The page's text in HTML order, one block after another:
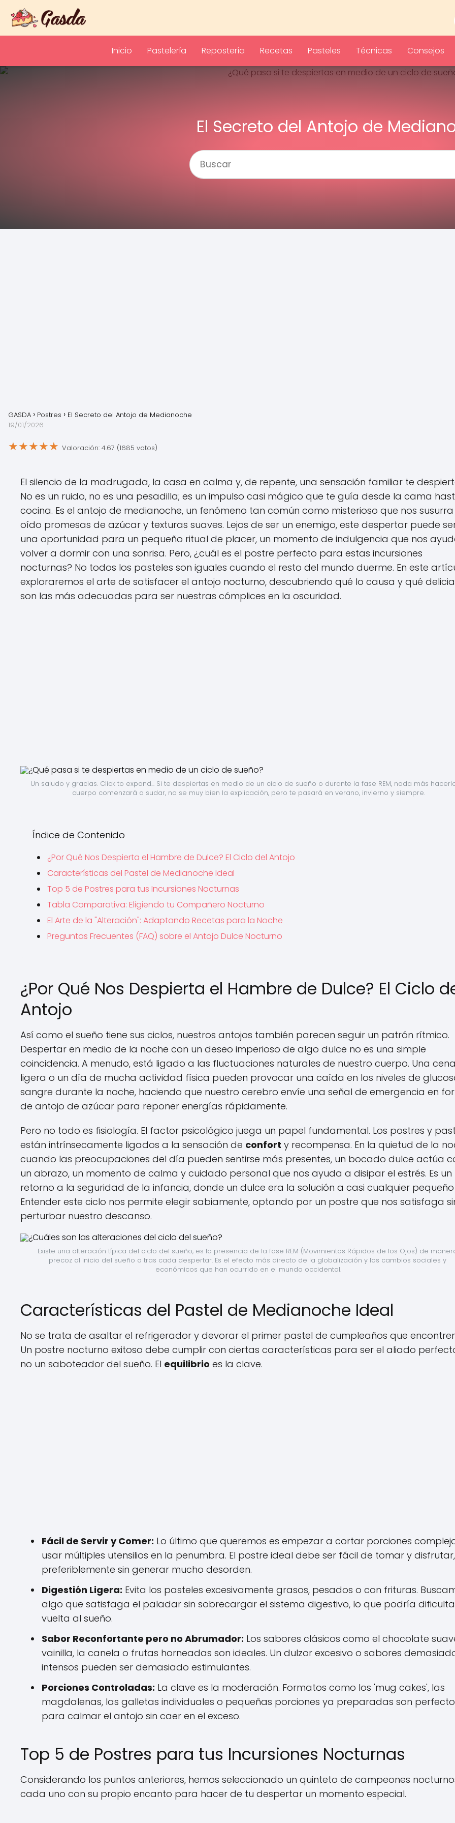
Inicio Pastelería Repostería Recetas Pasteles Técnicas Consejos
El Secreto del Antojo de
GASDA Postres
El Secreto del Antojo de Medianoche
19/01/2026
★★★★★ Valoración: 4.67 (1685 votos)
El silencio de la madrugada, la casa en calma y, de repente, una sensación familiar te
No es un ruido, no es una pesadilla; es un impulso casi mágico que te guía desde la cama
cocina. Es el antojo de medianoche, un fenómeno tan común como misterioso que nos
oído promesas de azúcar y texturas suaves. Lejos de ser un enemigo, este despertar puede
una oportunidad para un pequeño ritual de placer, un momento de indulgencia que nos
volver a dormir con una sonrisa. Pero, ¿cuál es el postre perfecto para estas incursiones
nocturnas? No todos los pasteles son iguales cuando el resto del mundo duerme. En este
exploraremos el arte de satisfacer el antojo nocturno, descubriendo qué lo causa y qué
son las más adecuadas para ser nuestras cómplices en la oscuridad.
Un saludo y gracias. Click to expand... Si te despiertas en medio de un ciclo de sueño o durante la fase REM, nada más
cuerpo comenzará a sudar, no se muy bien la explicación, pero te pasará en verano, invierno y siempre.
Índice de Contenido
¿Por Qué Nos Despierta el Hambre de Dulce? El Ciclo del Antojo
Características del Pastel de Medianoche Ideal
Top 5 de Postres para tus Incursiones Nocturnas
Tabla Comparativa: Eligiendo tu Compañero Nocturno
El Arte de la "Alteración": Adaptando Recetas para la Noche
Preguntas Frecuentes (FAQ) sobre el Antojo Dulce Nocturno
¿Por Qué Nos Despierta el Hambre de Dulce? El Ciclo
Antojo
Así como el sueño tiene sus ciclos, nuestros antojos también parecen seguir un patrón rítmico.
Despertar en medio de la noche con un deseo imperioso de algo dulce no es una simple
coincidencia. A menudo, está ligado a las fluctuaciones naturales de nuestro cuerpo. Una cena
ligera o un día de mucha actividad física pueden provocar una caída en los niveles de
sangre durante la noche, haciendo que nuestro cerebro envíe una señal de emergencia en
de antojo de azúcar para reponer energías rápidamente.
Pero no todo es fisiología. El factor psicológico juega un papel fundamental. Los postres y
están intrínsecamente ligados a la sensación de confort y recompensa. En la quietud de la
cuando las preocupaciones del día pueden sentirse más presentes, un bocado dulce actúa
un abrazo, un momento de calma y cuidado personal que nos ayuda a disipar el estrés. Es un
retorno a la seguridad de la infancia, donde un dulce era la solución a casi cualquier
Entender este ciclo nos permite elegir sabiamente, optando por un postre que nos satisfaga
perturbar nuestro descanso.
Existe una alteración típica del ciclo del sueño, es la presencia de la fase REM (Movimientos Rápidos de los Ojos) de
precoz al inicio del sueño o tras cada despertar. Es el efecto más directo de la globalización y los cambios sociales y
económicos que han ocurrido en el mundo occidental.
Características del Pastel de Medianoche Ideal
No se trata de asaltar el refrigerador y devorar el primer pastel de cumpleaños que
Un postre nocturno exitoso debe cumplir con ciertas características para ser el aliado
no un saboteador del sueño. El equilibrio es la clave.
Fácil de Servir y Comer: Lo último que queremos es empezar a cortar porciones
usar múltiples utensilios en la penumbra. El postre ideal debe ser fácil de tomar y disfrutar,
preferiblemente sin generar mucho desorden.
Digestión Ligera: Evita los pasteles excesivamente grasos, pesados o con frituras.
algo que satisfaga el paladar sin sobrecargar el sistema digestivo, lo que podría
vuelta al sueño.
Sabor Reconfortante pero no Abrumador: Los sabores clásicos como el chocolate
vainilla, la canela o frutas horneadas son ideales. Un dulzor excesivo o sabores
intensos pueden ser demasiado estimulantes.
Porciones Controladas: La clave es la moderación. Formatos como los 'mug cakes', las
magdalenas, las galletas individuales o pequeñas porciones ya preparadas son
para calmar el antojo sin caer en el exceso.
Top 5 de Postres para tus Incursiones Nocturnas
Considerando los puntos anteriores, hemos seleccionado un quinteto de campeones
cada uno con su propio encanto para hacer de tu despertar un momento especial.